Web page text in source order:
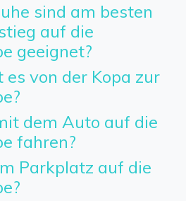
sind am besten
auf die
geeignet?
von der Kopa zur
dem Auto auf die
fahren?
Parkplatz auf die